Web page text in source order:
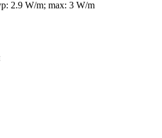
2.9 W/m; max: 3 W/m